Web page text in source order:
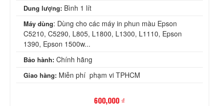
Dung lượng: Bình 1 lít
Máy dùng: Dùng cho các máy in phun màu Epson
C5210, C5290, L805, L1800, L1300, L1110, Epson
1390, Epson 1500w...
Bảo hành: Chính hãng
Giao hàng: Miễn phí phạm vi TPHCM
600,000 ₫